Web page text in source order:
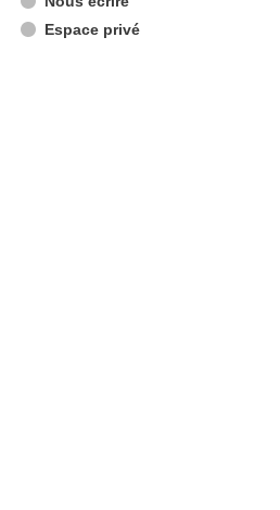
Espace privé